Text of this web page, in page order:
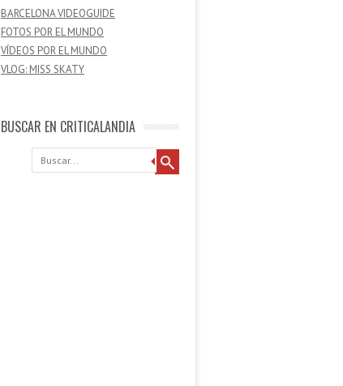
BARCELONA VIDEOGUIDE
FOTOS POR EL MUNDO
VÍDEOS POR EL MUNDO
VLOG: MISS SKATY
BUSCAR EN CRITICALANDIA
Buscar